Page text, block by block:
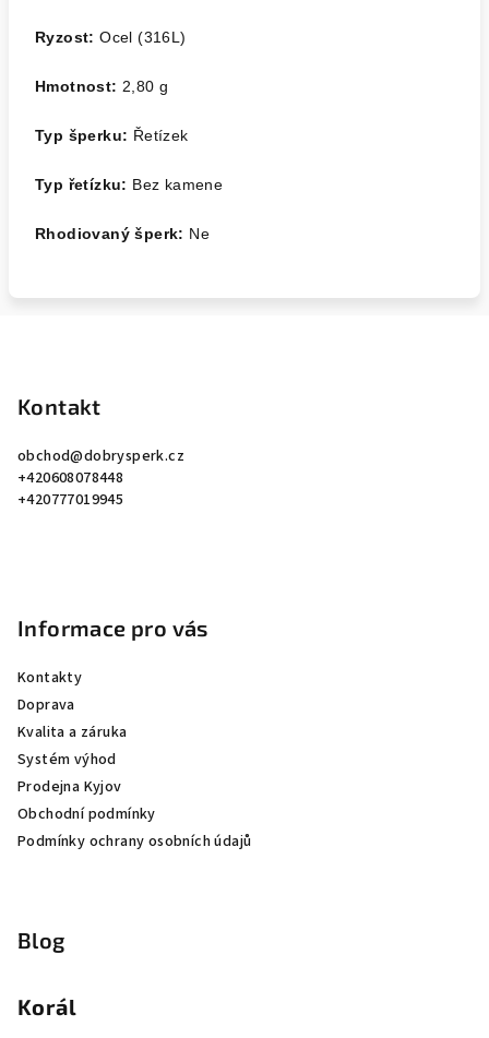
Ryzost:Ocel (316L)
Hmotnost: 2,80 g
Typ šperku: Řetízek
Typ řetízku: Bez kamene
Rhodiovaný šperk: Ne
Kontakt
obchod@dobrysperk.cz
+420608078448
+420777019945
Informace pro vás
Kontakty
Doprava
Kvalita a záruka
Systém výhod
Prodejna Kyjov
Obchodní podmínky
Podmínky ochrany osobních údajů
Blog
Korál